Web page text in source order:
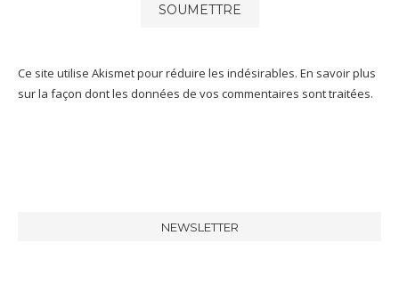
Ce site utilise Akismet pour réduire les indésirables. En savoir plus
sur la façon dont les données de vos commentaires sont traitées.
NEWSLETTER